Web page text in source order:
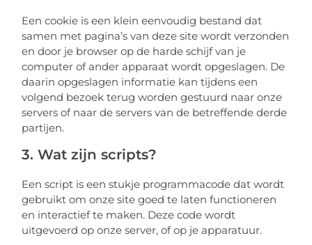
Een cookie is een klein eenvoudig bestand dat
samen met pagina’s van deze site wordt verzonden
en door je browser op de harde schijf van je
computer of ander apparaat wordt opgeslagen. De
daarin opgeslagen informatie kan tijdens een
volgend bezoek terug worden gestuurd naar onze
servers of naar de servers van de betreffende derde
partijen.
3. Wat zijn scripts?
Een script is een stukje programmacode dat wordt
gebruikt om onze site goed te laten functioneren
en interactief te maken. Deze code wordt
uitgevoerd op onze server, of op je apparatuur.